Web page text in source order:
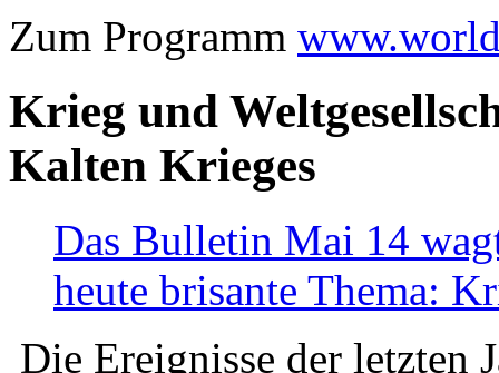
Zum Programm
Krieg und
Kalten Krieges
Das Bulletin Mai 14
heute brisante Thema:
Die Ereignisse der letzten